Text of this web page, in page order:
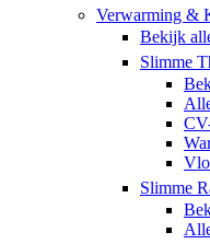
Verwarming &
Bekijk
Slimme
Slimme